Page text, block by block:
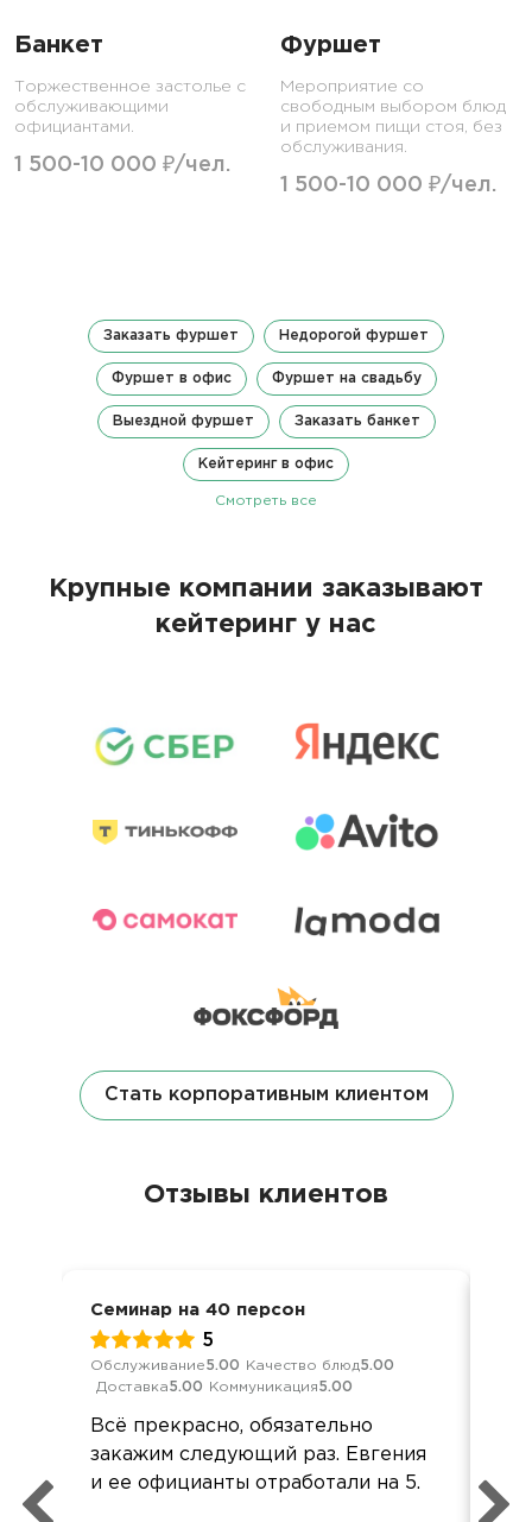
Банкет
Торжественное застолье с
обслуживающими
официантами.
1 500-10 000 ₽/чел.
Фуршет
Мероприятие со
свободным выбором блюд
и приемом пищи стоя, без
обслуживания.
1 500-10 000 ₽/чел.
Заказать фуршет Недорогой фуршет
Фуршет в офис Фуршет на свадьбу
Выездной фуршет Заказать банкет
Кейтеринг в офис
Смотреть все
Крупные компании заказывают
кейтеринг у нас
Стать корпоративным клиентом
Отзывы клиентов
Семинар на 40 персон
5
Обслуживание5.00 Качество блюд5.00
Доставка5.00 Коммуникация5.00
Всё прекрасно, обязательно
закажим следующий раз. Евгения
и ее официанты отработали на 5.